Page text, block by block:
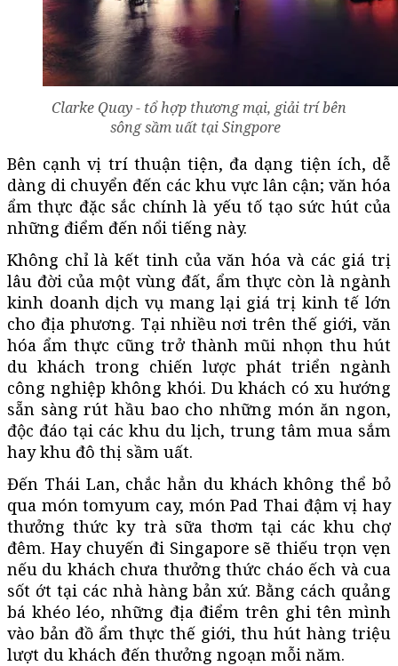
Clarke Quay - tổ hợp thương mại, giải trí bên
sông sầm uất tại Singpore
Bên cạnh vị trí thuận tiện, đa dạng tiện ích, dễ
dàng di chuyển đến các khu vực lân cận; văn hóa
ẩm thực đặc sắc chính là yếu tố tạo sức hút của
những điểm đến nổi tiếng này.
Không chỉ là kết tinh của văn hóa và các giá trị
lâu đời của một vùng đất, ẩm thực còn là ngành
kinh doanh dịch vụ mang lại giá trị kinh tế lớn
cho địa phương. Tại nhiều nơi trên thế giới, văn
hóa ẩm thực cũng trở thành mũi nhọn thu hút
du khách trong chiến lược phát triển ngành
công nghiệp không khói. Du khách có xu hướng
sẵn sàng rút hầu bao cho những món ăn ngon,
độc đáo tại các khu du lịch, trung tâm mua sắm
hay khu đô thị sầm uất.
Đến Thái Lan, chắc hẳn du khách không thể bỏ
qua món tomyum cay, món Pad Thai đậm vị hay
thưởng thức ky trà sữa thơm tại các khu chợ
đêm. Hay chuyến đi Singapore sẽ thiếu trọn vẹn
nếu du khách chưa thưởng thức cháo ếch và cua
sốt ớt tại các nhà hàng bản xứ. Bằng cách quảng
bá khéo léo, những địa điểm trên ghi tên mình
vào bản đồ ẩm thực thế giới, thu hút hàng triệu
lượt du khách đến thưởng ngoạn mỗi năm.